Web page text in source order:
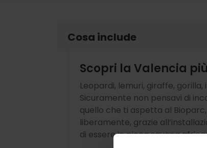
Cosa include
Scopri la Valencia
Leopardi, lemuri, giraffe,
Sicuramente non pensavi di
quello che ti aspetta al Bioparc,
liberamente, grazie
di essere in piena savana